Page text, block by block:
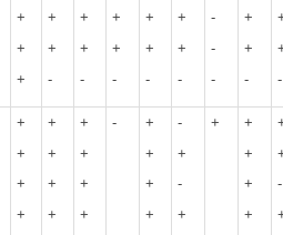
+
+
+
+
+
-
+
+
-
+
+
-
+
+
-
+
+
-
-
-
-
+
+
-
-
+
+
+
+
+
+
+
+
+
+
+
+
-
+
+
+
+
-
+
-
+
+
+
+
+
+
-